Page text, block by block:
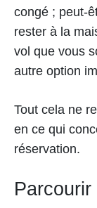
congé ; peut-
rester à la
vol que vous
autre option
Tout cela ne
en ce qui
réservation.